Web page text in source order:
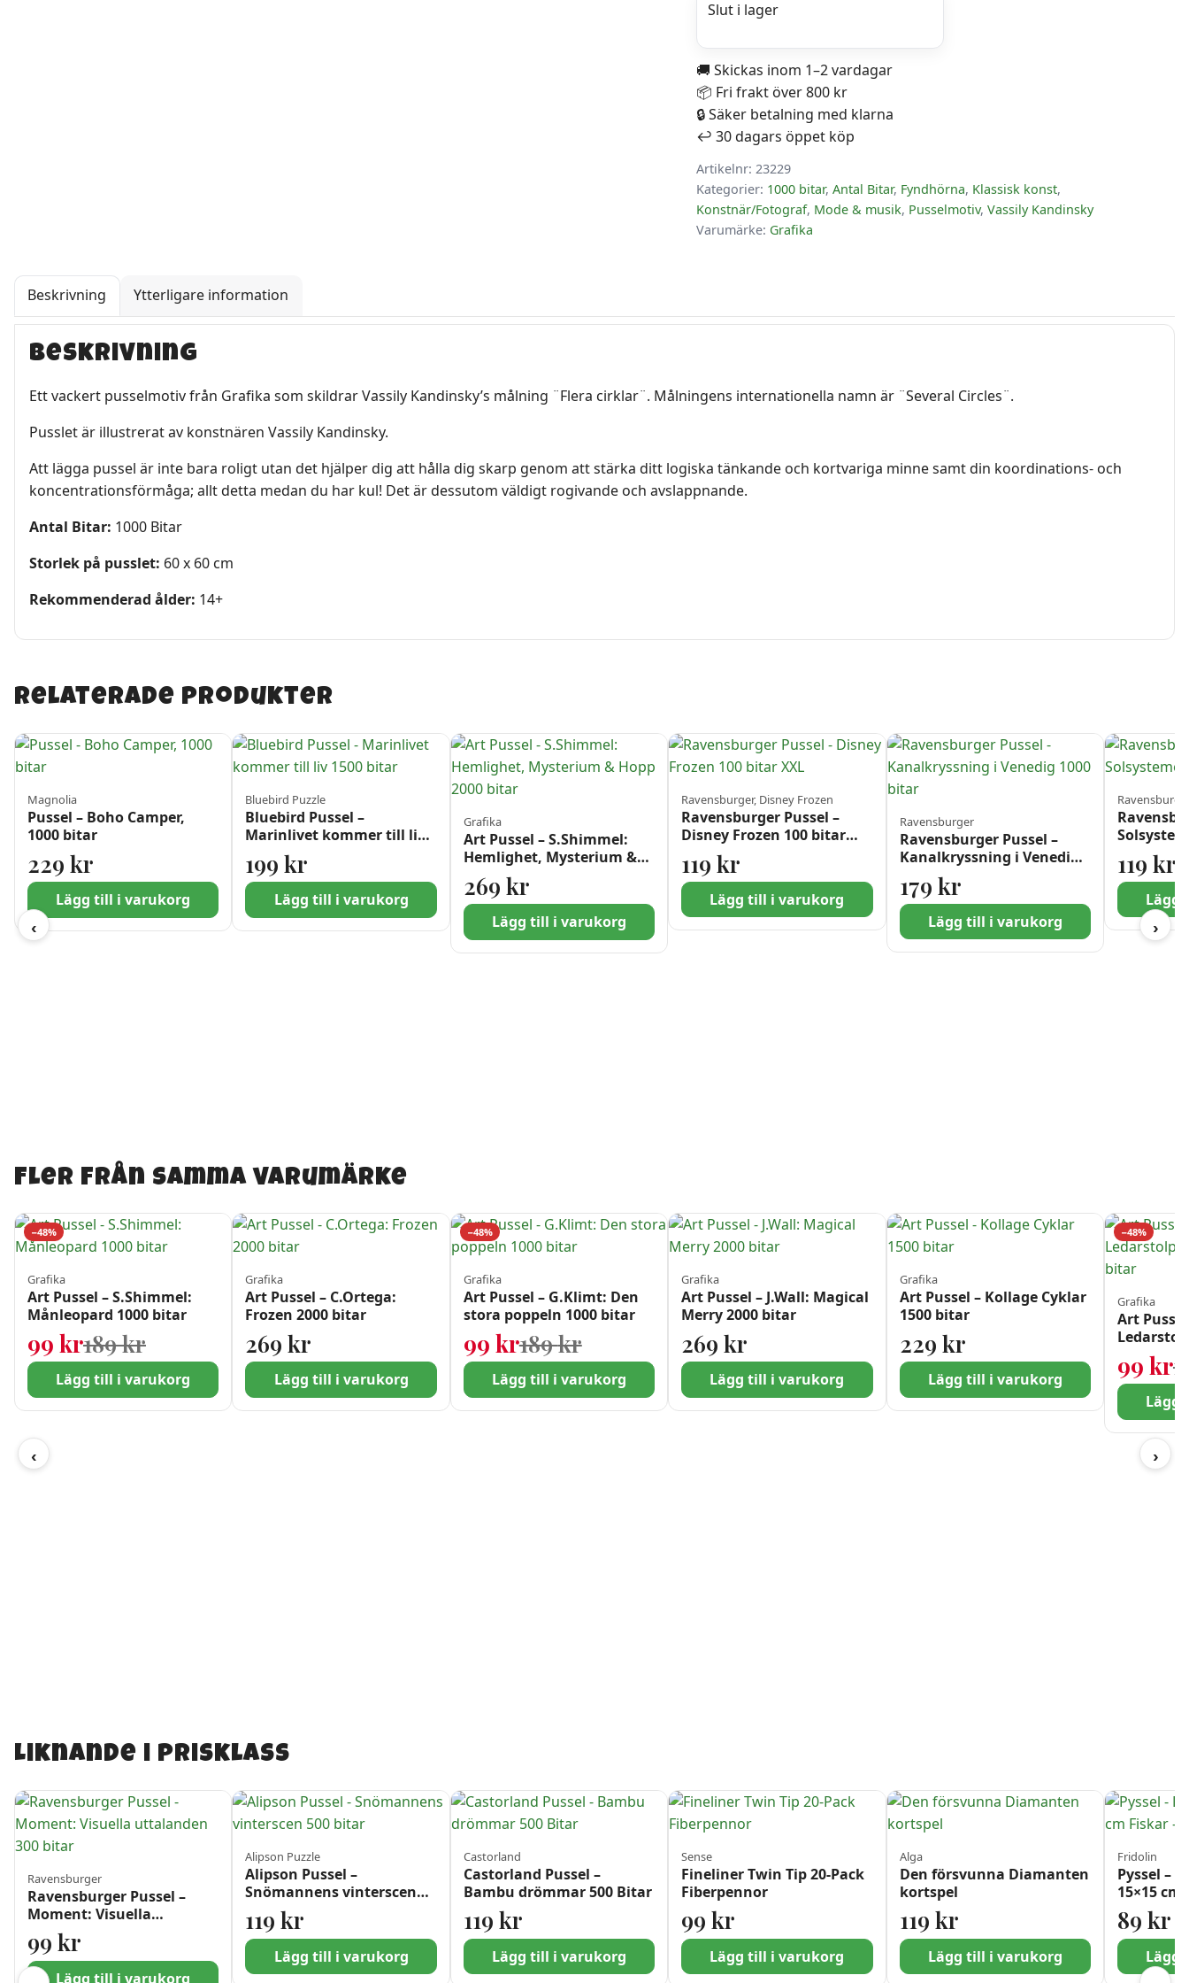
Slut i lager
🚚 Skickas inom 1–2 vardagar
📦 Fri frakt över 800 kr
🔒 Säker betalning med klarna
↩️ 30 dagars öppet köp
Artikelnr: 23229
Kategorier: 1000 bitar,Antal Bitar, Fyndhörna, Klassisk konst,
Konstnär/Fotograf, Mode & musik, Pusselmotiv,Vassily Kandinsky
Varumärke: Grafika
Beskrivning Ytterligare information
Beskrivning
Ett vackert pusselmotiv från Grafika som skildrar Vassily Kandinsky’s målning ¨Flera cirklar¨. Målningens internationella namn är ¨Several Circles¨.
Pusslet är illustrerat av konstnären Vassily Kandinsky.
Att lägga pussel är inte bara roligt utan det hjälper dig att hålla dig skarp genom att stärka ditt logiska tänkande och kortvariga minne samt din koordinations- och
koncentrationsförmåga; allt detta medan du har kul! Det är dessutom väldigt rogivande och avslappnande.
Antal Bitar: 1000 Bitar
Storlek på pusslet: 60 x 60 cm
Rekommenderad ålder: 14+
Relaterade produkter
‹
Magnolia
Pussel – Boho Camper,
1000 bitar
229 kr
Lägg till i varukorg
Bluebird Puzzle
Bluebird Pussel –
Marinlivet kommer till liv
1500 bitar
199kr
Lägg till i varukorg
Grafika
Art Pussel – S.Shimmel:
Hemlighet, Mysterium &
Hopp 2000 bitar
269 kr
Lägg till i varukorg
Ravensburger, Disney Frozen
Ravensburger Pussel –
Disney Frozen 100 bitar
119kr
Lägg till i varukorg
Ravensburger
Ravensburger Pussel –
Kanalkryssning i Venedig
1000 bitar
179 kr
Lägg till i varukorg
119 kr
Lägg
›
Fler från samma varumärke
‹
−48%
Grafika
Art Pussel – S.Shimmel:
Månleopard 1000 bitar
189krDet ursprungliga priset var: 189 kr.
99 kr Det nuvarande priset är: 99 kr.
Lägg till i varukorg
Grafika
Art Pussel – C.Ortega:
Frozen 2000 bitar
269kr
Lägg till i varukorg
−48%
Grafika
Art Pussel – G.Klimt: Den
stora poppeln 1000 bitar
189krDet ursprungliga priset var: 189 kr.
99 kr Det nuvarande priset är: 99 kr.
Lägg till i varukorg
Grafika
Art Pussel – J.Wall: Magical
Merry 2000 bitar
269kr
Lägg till i varukorg
Grafika
Art Pussel – Kollage Cyklar
1500 bitar
229 kr
Lägg till i varukorg
−48%
Grafika
Art
1000 bitar
99 kr
Lägg
›
Liknande i prisklass
Ravensburger
Ravensburger Pussel –
Moment: Visuella
uttalanden 300 bitar
99 kr
Lägg till i varukorg
Alipson Puzzle
Alipson Pussel –
Snömannens vinterscen
500 bitar
119kr
Lägg till i varukorg
Castorland
Castorland Pussel –
Bambu drömmar 500 Bitar
119 kr
Lägg till i varukorg
Sense
Fineliner Twin Tip 20-Pack
Fiberpennor
99kr
Lägg till i varukorg
Alga
Den försvunna Diamanten
kortspel
119 kr
Lägg till i varukorg
Fridolin
Pyssel –
15×15
89 kr
Lägg